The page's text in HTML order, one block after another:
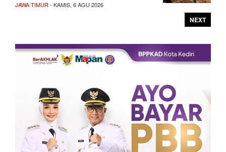
JAWA TIMUR- KAMIS, 6 AGU 2026
NEXT